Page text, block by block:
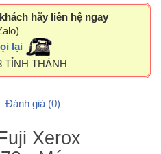
hãy liên hệ ngay
lại
TỈNH THÀNH
Đánh giá (0)
Xerox